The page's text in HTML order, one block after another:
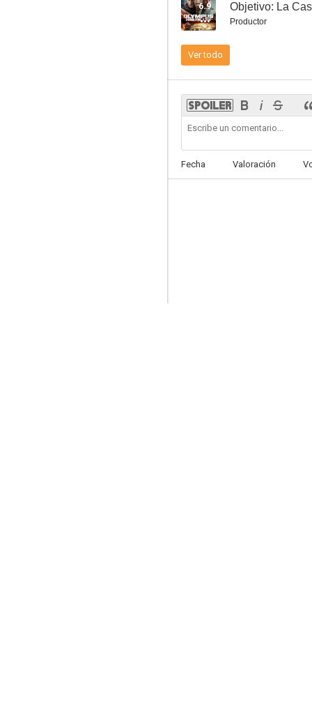
6.7
6.2
6.9 Objetivo: La
Productor
Ver todo
Fecha Valoración